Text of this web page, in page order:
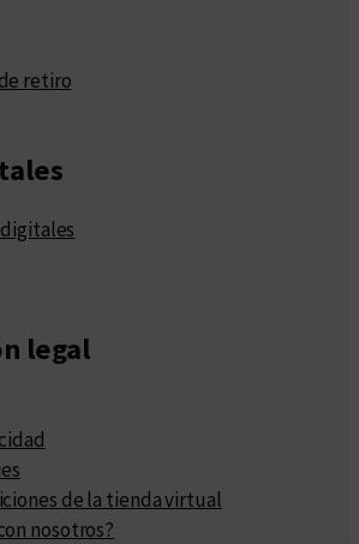
retiro
legal
de la tienda virtual
nosotros?